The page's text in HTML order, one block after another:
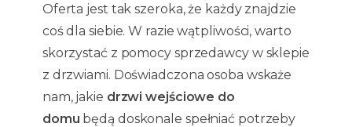
Oferta jest tak szeroka, że każdy znajdzie
coś dla siebie. W razie wątpliwości, warto
skorzystać z pomocy sprzedawcy w sklepie
z drzwiami. Doświadczona osoba wskaże
nam, jakie drzwi wejściowe do
domu będą doskonale spełniać potrzeby